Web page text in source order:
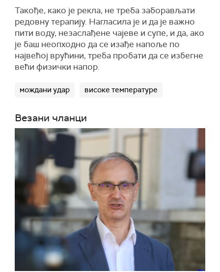
Такође, како је рекла, не треба заборављати
редовну терапију. Нагласила је и да је важно
пити воду, незаслађене чајеве и супе, и да, ако
је баш неопходно да се изађе напоље по
највећој врућини, треба пробати да се избегне
већи физички напор.
мождани удар високе температуре
Везани чланци